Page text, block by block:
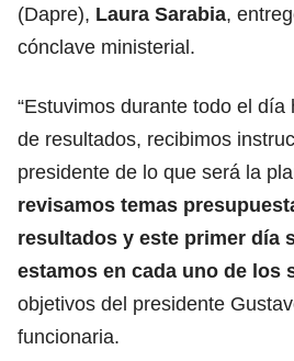
(Dapre), Laura Sarabia,
cónclave ministerial.
“Estuvimos durante todo el
de resultados, recibimos
presidente de lo que será la
revisamos temas
resultados y este primer día
estamos en cada uno de los
objetivos del presidente
funcionaria.